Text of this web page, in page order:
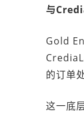
与
Gold
的订单
这一底